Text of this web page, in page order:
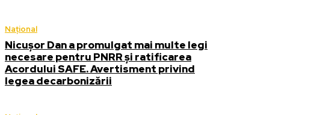
Național
Nicușor Dan a promulgat mai multe legi
necesare pentru PNRR și ratificarea
Acordului SAFE. Avertisment privind
legea decarbonizării